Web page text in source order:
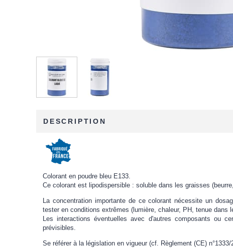
DESCRIPTION
Colorant en poudre bleu E133.
Ce colorant est lipodispersible : soluble dans les graisses
La concentration importante de ce colorant nécessite un
tester en conditions extrêmes (lumière, chaleur, PH, tenue dans
Les interactions éventuelles avec d'autres composants ou
prévisibles.
Se référer à la législation en vigueur (cf. Règlement (CE) n°1333/